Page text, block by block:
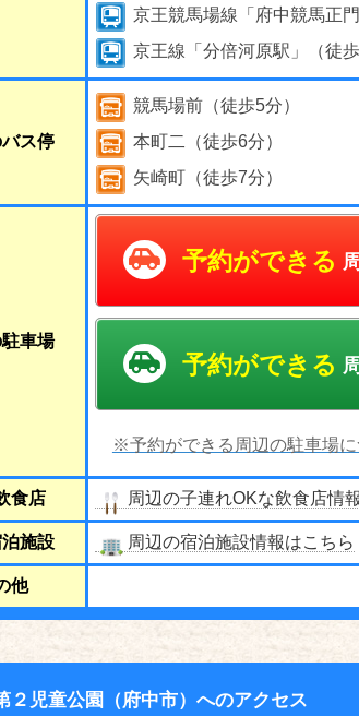
京王競馬場線「府中競馬正
京王線「分倍河原駅」（徒歩
ス停
競馬場前（徒歩5分）
本町二（徒歩6分）
矢崎町（徒歩7分）
車場
予約ができる
予約ができる
※予約ができる周辺の駐車場
食店 周辺の子連れOKな飲食店情
施設 周辺の宿泊施設情報はこちら
他
２児童公園（府中市）へのアクセス